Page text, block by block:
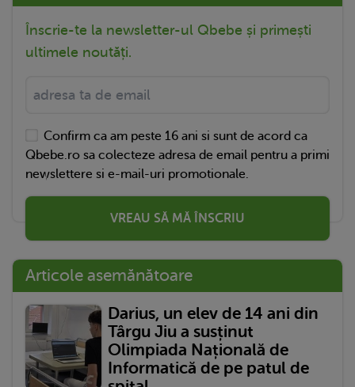
Înscrie-te la newsletter-ul Qbebe și primești
ultimele noutăți.
Confirm ca am peste 16 ani si sunt de acord ca
Qbebe.ro sa colecteze adresa de email pentru a primi
newslettere si e-mail-uri promotionale.
VREAU SĂ MĂ ÎNSCRIU
Articole asemănătoare
Darius, un elev de 14 ani din
Târgu Jiu a susținut
Olimpiada Națională de
Informatică de pe patul de